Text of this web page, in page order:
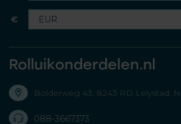
€
Rolluikonderdelen.nl
Bolderweg 43, 8243 RD Lelystad,
088-3667373